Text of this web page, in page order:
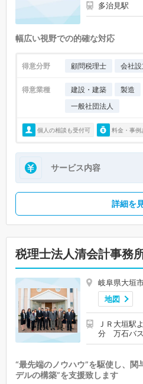
多治見駅
幅広い視野での的確な対応
得意分野 顧問税理士 会社設
得意業種 建設・建築 製造
一般社団法人
個人の相談も受付可 料金・事例
サービス内容
詳細を
税理士法人清会計事務
岐阜県大垣
地図
ＪＲ大垣駅
分 万石バス
“最先端のノウハウ”を駆使し、関
デルの構築”を支援致します